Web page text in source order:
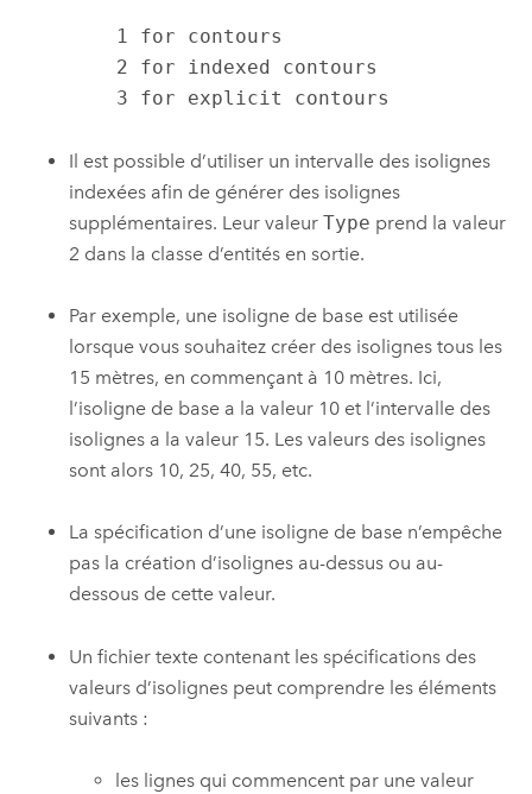
    3 for explicit contours
Il est possible d’utiliser un intervalle des isolignes
indexées afin de générer des isolignes
supplémentaires. Leur valeurType prend la valeur
2 dans la classe d’entités en sortie.
Par exemple, une isoligne de base est utilisée
lorsque vous souhaitez créer des isolignes tous les
15 mètres, en commençant à 10 mètres. Ici,
l’isoligne de base a la valeur 10 et l’intervalle des
isolignes a la valeur 15. Les valeurs des isolignes
sont alors 10, 25, 40, 55, etc.
La spécification d’une isoligne de base n’empêche
pas la création d’isolignes au-dessus ou au-
dessous de cette valeur.
Un fichier texte contenant les spécifications des
valeurs d’isolignes peut comprendre les éléments
suivants :
les lignes qui commencent par une valeur